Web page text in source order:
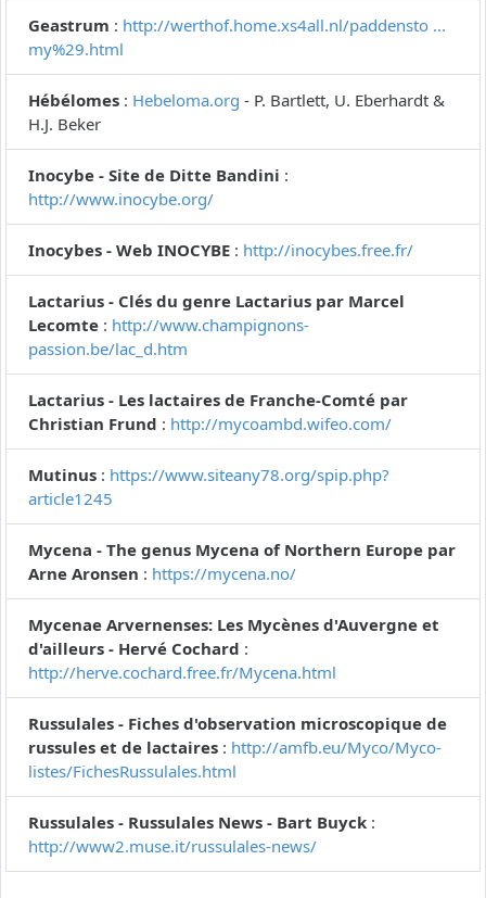
Geastrum : http://werthof.home.xs4all.nl/paddensto ...
my%29.html
Hébélomes : Hebeloma.org - P. Bartlett, U. Eberhardt &
H.J. Beker
Inocybe - Site de Ditte Bandini :
http://www.inocybe.org/
Inocybes - Web INOCYBE : http://inocybes.free.fr/
Lactarius - Clés du genre Lactarius par Marcel
Lecomte : http://www.champignons-
passion.be/lac_d.htm
Lactarius - Les lactaires de Franche-Comté par
Christian Frund : http://mycoambd.wifeo.com/
Mutinus : https://www.siteany78.org/spip.php?
article1245
Mycena - The genus Mycena of Northern Europe par
Arne Aronsen : https://mycena.no/
Mycenae Arvernenses: Les Mycènes d'Auvergne et
d'ailleurs - Hervé Cochard :
http://herve.cochard.free.fr/Mycena.html
Russulales - Fiches d'observation microscopique de
russules et de lactaires : http://amfb.eu/Myco/Myco-
listes/FichesRussulales.html
Russulales - Russulales News - Bart Buyck :
http://www2.muse.it/russulales-news/